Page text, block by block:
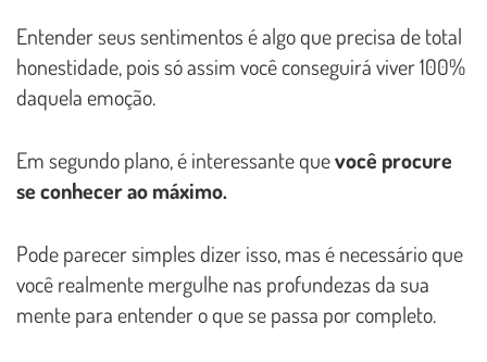
Entender seus sentimentos é algo que precisa de total
honestidade, pois só assim você conseguirá viver 100%
daquela emoção.
Em segundo plano, é interessante quevocê procure
se conhecer ao máximo.
Pode parecer simples dizer isso, mas é necessário que
você realmente mergulhe nas profundezas da sua
mente para entender o que se passa por completo.